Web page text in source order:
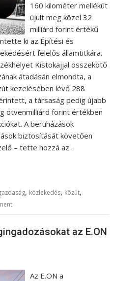
160 kilométer mellékút
újult meg közel 32
milliárd forint értékű
ki az Építési és
felelős államtitkára.
Kistokajjal összekötő
átadásán elmondta, a
kezelésében lévő 288
a társaság pedig újabb
ötvenmilliárd forint értékben
A beruházások
biztosítását követően
– tette hozzá az…
, közlekedés, közút,
az E.ON
Az E.ON a